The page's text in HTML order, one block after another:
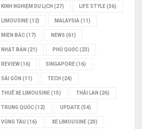
KINH NGHIỆM DU LỊCH (27) LIFE STYLE(36)
LIMOUSINE(12) MALAYSIA (11)
MIỀN BẮC(17) NEWS (61)
NHẬT BẢN (21) PHÚ QUỐC(23)
REVIEW(16) SINGAPORE(16)
SÀI GÒN (11) TECH (24)
THUÊ XE LIMOUSINE(15) THÁI LAN (26)
TRUNG QUỐC(12) UPDATE(54)
VŨNG TÀU (16) XE LIMOUSINE(20)